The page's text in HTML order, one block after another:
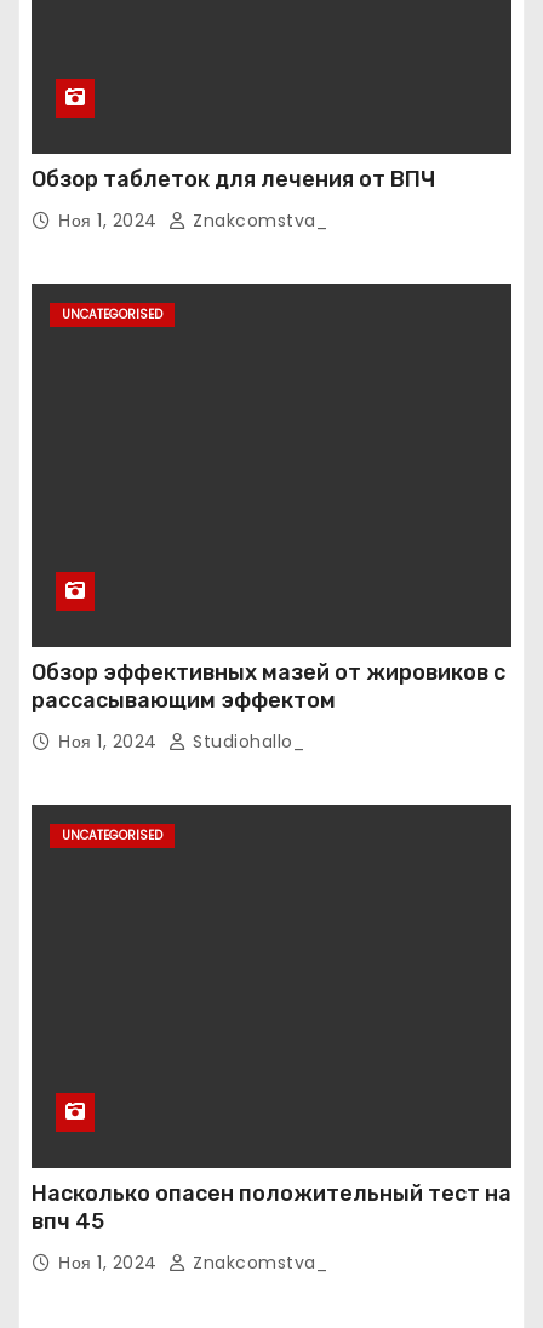
Обзор таблеток для лечения от ВПЧ
Ноя 1, 2024 Znakcomstva_
UNCATEGORISED
Обзор эффективных мазей от жировиков с
рассасывающим эффектом
Ноя 1, 2024 Studiohallo_
UNCATEGORISED
Насколько опасен положительный тест на
впч 45
Ноя 1, 2024 Znakcomstva_